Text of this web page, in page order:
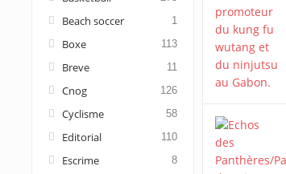
Beach soccer 1
Boxe 113
Breve 11
Cnog 126
Cyclisme 58
Editorial 110
Escrime 8